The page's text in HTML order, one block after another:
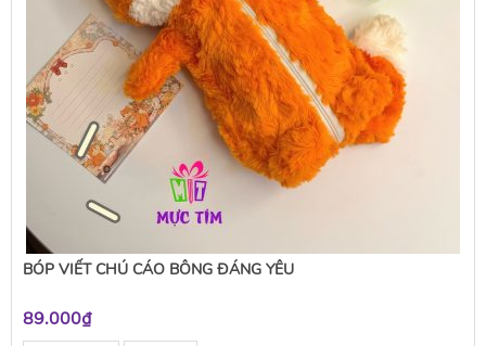
BÓP VIẾT CHÚ CÁO BÔNG ĐÁNG YÊU
89.000₫